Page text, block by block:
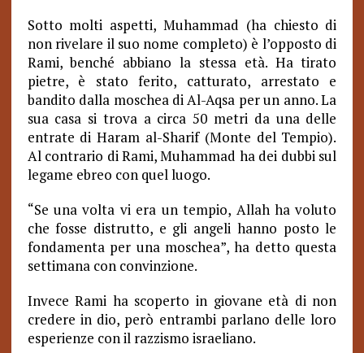
Sotto molti aspetti, Muhammad (ha chiesto di
non rivelare il suo nome completo) è l’opposto di
Rami, benché abbiano la stessa età. Ha tirato
pietre, è stato ferito, catturato, arrestato e
bandito dalla moschea di Al-Aqsa per un anno. La
sua casa si trova a circa 50 metri da una delle
entrate di Haram al-Sharif (Monte del Tempio).
Al contrario di Rami, Muhammad ha dei dubbi sul
legame ebreo con quel luogo.
“Se una volta vi era un tempio, Allah ha voluto
che fosse distrutto, e gli angeli hanno posto le
fondamenta per una moschea”, ha detto questa
settimana con convinzione.
Invece Rami ha scoperto in giovane età di non
credere in dio, però entrambi parlano delle loro
esperienze con il razzismo israeliano.